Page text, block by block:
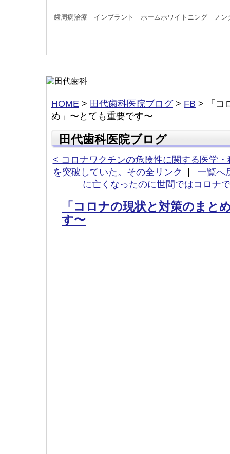
歯周病治療 インプラント ホームホワイトニング ノ
HOME > 田代歯科医院ブログ> FB >
「
め」〜とても重要です〜
田代歯科医院ブログ
< コロナワクチンの危険性に関する医学
を突破していた。その全リンク
| 一覧へ
に亡くなったのに世間ではコロナ
「コロナの現状と対策のまと
す〜